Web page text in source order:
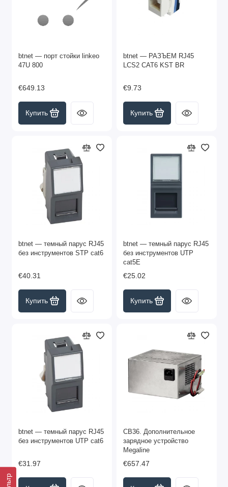
btnet — порт стойки linkeo
47U 800
€649.13
Купить
btnet — РАЗЪЕМ RJ45
LCS2 CAT6 KST BR
€9.73
Купить
btnet — темный парус RJ45
без инструментов STP cat6
€40.31
Купить
btnet — темный парус RJ45
без инструментов UTP
cat5E
€25.02
Купить
btnet — темный парус RJ45
без инструментов UTP cat6
€31.97
CB36. Дополнительное
зарядное устройство
Megaline
€657.47